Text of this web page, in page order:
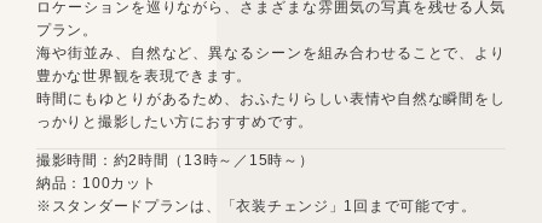
ロケーションを巡りながら、さまざまな雰囲気の写真を残せる人気
プラン。
海や街並み、自然など、異なるシーンを組み合わせることで、より
豊かな世界観を表現できます。
時間にもゆとりがあるため、おふたりらしい表情や自然な瞬間をし
っかりと撮影したい方におすすめです。
撮影時間：約2時間（13時～／15時～）
納品：100カット
※スタンダードプランは、「衣装チェンジ」1回まで可能です。